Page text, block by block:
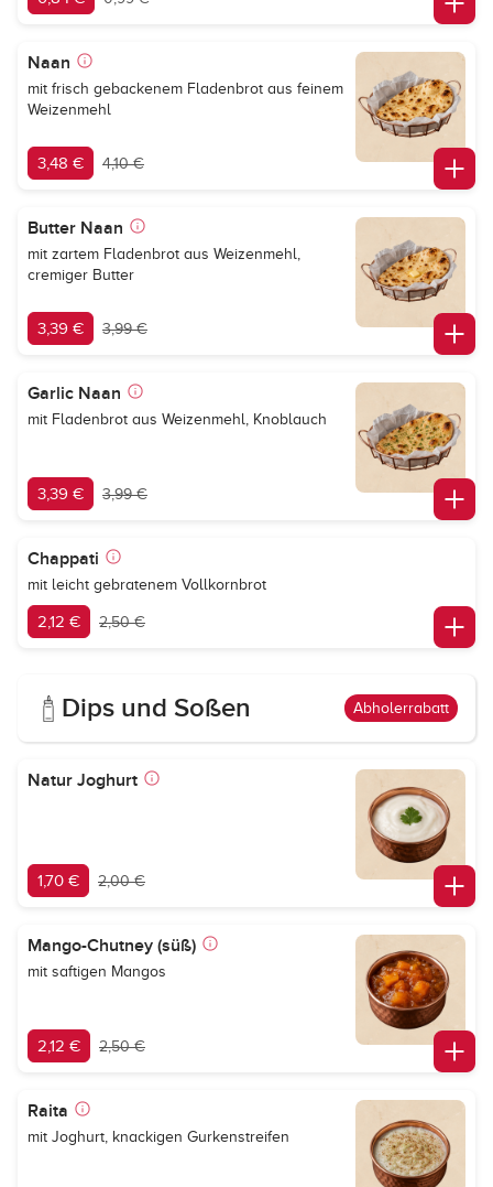
Naan
mit frisch gebackenem Fladenbrot aus feinem
Weizenmehl
3,48 € 4,10 €
Butter Naan
mit zartem Fladenbrot aus Weizenmehl,
cremiger Butter
3,39 € 3,99 €
Garlic Naan
mit Fladenbrot aus Weizenmehl, Knoblauch
3,39 € 3,99 €
Chappati
mit leicht gebratenem Vollkornbrot
2,12 € 2,50 €
Dips und Soßen Abholerrabatt
Natur Joghurt
1,70 € 2,00 €
Mango-Chutney (süß)
mit saftigen Mangos
2,12 € 2,50 €
Raita
mit Joghurt, knackigen Gurkenstreifen